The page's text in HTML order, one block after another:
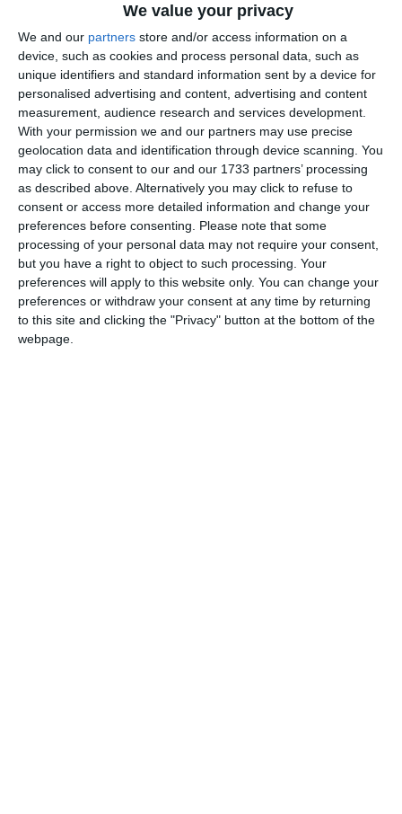
We value your privacy
We and our partners store and/or access information on a
device, such as cookies and process personal data, such as
unique identifiers and standard information sent by a device for
personalised advertising and content, advertising and content
measurement, audience research and services development.
With your permission we and our partners may use precise
geolocation data and identification through device scanning. You
may click to consent to our and our 1733 partners’ processing
as described above. Alternatively you may click to refuse to
consent or access more detailed information and change your
preferences before consenting.
Please note that some
processing of your personal data may not require your consent,
but you have a right to object to such processing. Your
preferences will apply to this website only. You can change your
preferences or withdraw your consent at any time by returning
to this site and clicking the "Privacy" button at the bottom of the
webpage.
Iranul a blocat în mare parte traficul maritim prin
strâmtoarea vitală de la izbucnirea războiului cu Statele
Unite şi Israelul, pe 28 februarie. Un armistiţiu fragil este în
vigoare din 8 aprilie.
Adaugă-ne ca sursă în Google
Urmărește-ne pe Google News
Urmărește-ne pe Whatsapp
Ti-a placut articolul?